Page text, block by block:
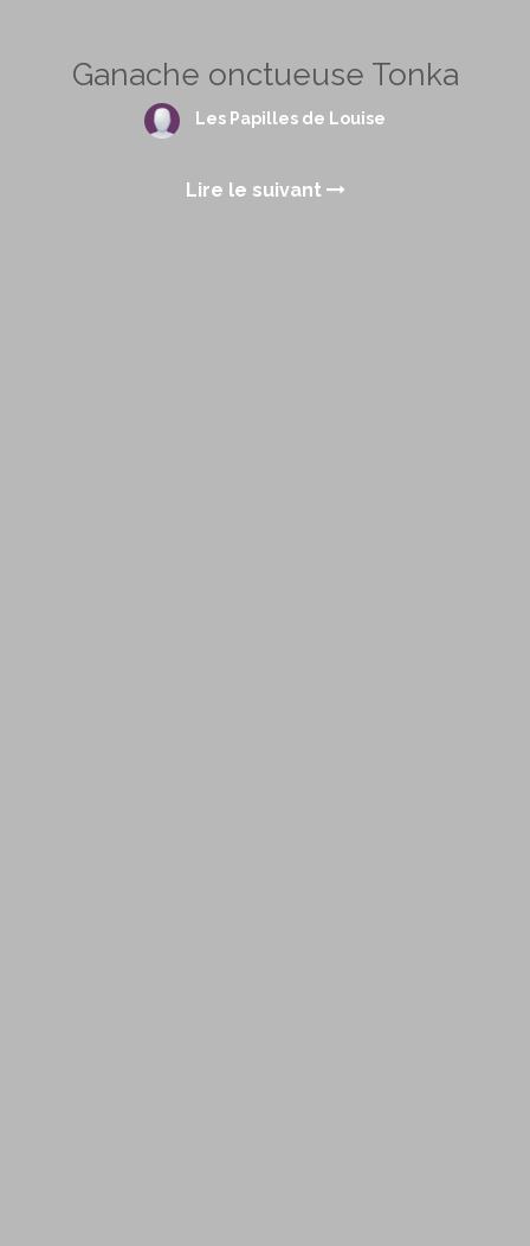
Ganache onctueuse Tonka
Les Papilles de Louise
Lire le suivant